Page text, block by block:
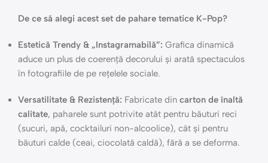
De ce să alegi acest set de pahare tematice K-Pop?
Estetică Trendy & „Instagramabilă”: Grafica dinamică
aduce un plus de coerență decorului și arată spectaculos
în fotografiile de pe rețelele sociale.
Versatilitate & Rezistență: Fabricate din carton de înaltă
calitate, paharele sunt potrivite atât pentru băuturi reci
(sucuri, apă, cocktailuri non-alcoolice), cât și pentru
băuturi calde (ceai, ciocolată caldă), fără a se deforma.